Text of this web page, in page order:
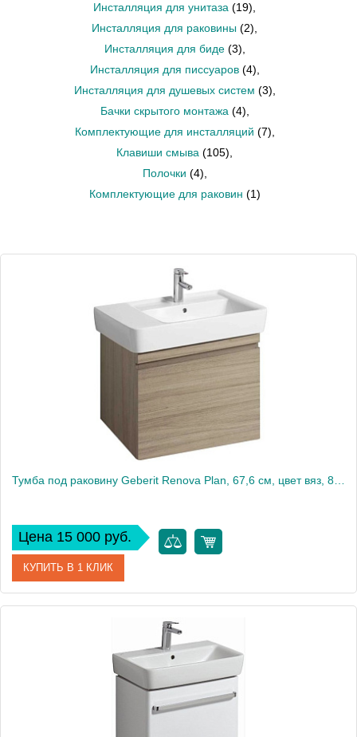
Инсталляция для унитаза (19)
Инсталляция для раковины (2)
Инсталляция для биде (3)
Инсталляция для писсуаров (4)
Инсталляция для душевых систем (3)
Бачки скрытого монтажа (4)
Комплектующие для инсталляций (7)
Клавиши смыва (105)
Полочки (4)
Комплектующие для раковин (1)
Цена 15 000 руб.
КУПИТЬ В 1 КЛИК